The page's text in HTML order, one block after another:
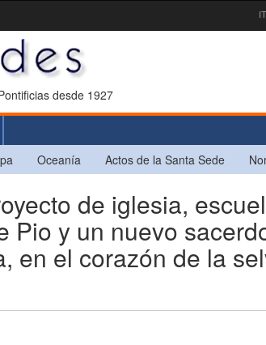
desde 1927
Oceanía Actos de la Santa Sede
de iglesia,
Pio y un nuevo
en el corazón de la